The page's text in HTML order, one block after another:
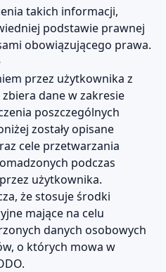
takich informacji,
podstawie prawnej
obowiązującego prawa.
przez użytkownika z
dane w zakresie
poszczególnych
zostały opisane
cele przetwarzania
podczas
użytkownika.
że stosuje środki
mające na celu
danych osobowych
o których mowa w